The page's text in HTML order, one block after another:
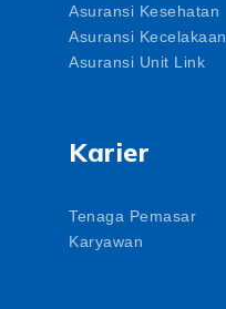
Asuransi Kesehatan
Asuransi Kecelakaan
Asuransi Unit Link
Karier
Tenaga Pemasar
Karyawan